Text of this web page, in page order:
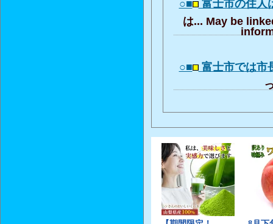
○■ 富士市の住
は... May be
○■ 富士市では